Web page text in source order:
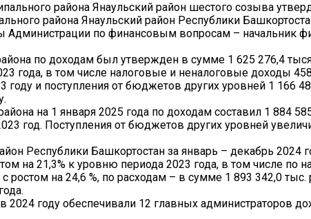
района Янаульский район шестого созыва
района Янаульский район Республики
Администрации по финансовым вопросам – начальник
по доходам был утвержден в сумме 1 625 276,4
года, в том числе налоговые и неналоговые доходы
году и поступления от бюджетов других уровней 1 166
на 1 января 2025 года по доходам составил 1 884
год. Поступления от бюджетов других уровней
Республики Башкортостан за январь – декабрь 2024
на 21,3% к уровню периода 2023 года, в том числе по
на 24,6 %, по расходам – в сумме 1 893 342,0 тыс.
году обеспечивали 12 главных администраторов